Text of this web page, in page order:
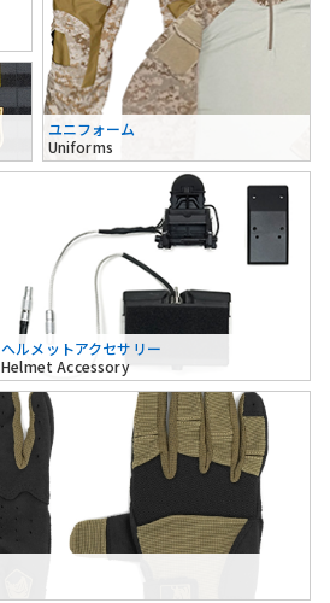
ユニフォーム
Uniforms
ヘルメットアクセサリー
Helmet Accessory